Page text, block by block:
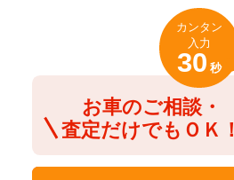
お車のご相談・
査定だけでもＯＫ！
カンタン
入力
30 秒